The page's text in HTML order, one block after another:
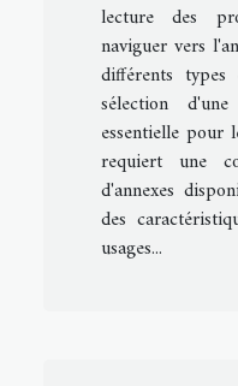
lecture des
naviguer vers
différents types
sélection
essentielle pour
requiert une
d'annexes
des
usages...